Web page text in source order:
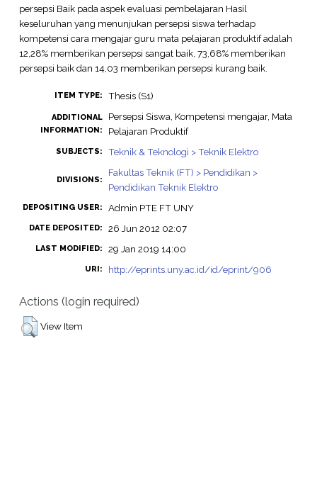
persepsi Baik pada aspek evaluasi pembelajaran Hasil
keseluruhan yang menunjukan persepsi siswa terhadap
kompetensi cara mengajar guru mata pelajaran produktif adalah
12,28% memberikan persepsi sangat baik, 73,68% memberikan
persepsi baik dan 14,03 memberikan persepsi kurang baik.
ITEM TYPE: Thesis (S1)
ADDITIONAL
INFORMATION:
Persepsi Siswa, Kompetensi mengajar, Mata
Pelajaran Produktif
SUBJECTS: Teknik & Teknologi > Teknik Elektro
DIVISIONS:
Fakultas Teknik (FT) > Pendidikan >
Pendidikan Teknik Elektro
DEPOSITING USER: Admin PTE FT UNY
DATE DEPOSITED: 26 Jun 2012 02:07
LAST MODIFIED: 29 Jan 2019 14:00
URI: http://eprints.uny.ac.id/id/eprint/906
Actions (login required)
View Item